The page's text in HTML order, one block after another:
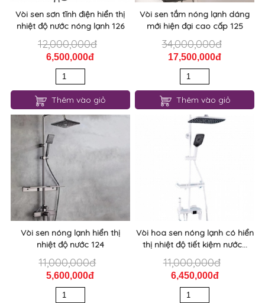
Vòi sen sơn tĩnh điện hiển thị
nhiệt độ nước nóng lạnh 126
12,000,000đ
6,500,000đ
Thêm vào giỏ
Vòi sen tắm nóng lạnh dáng
mới hiện đại cao cấp 125
34,000,000đ
17,500,000đ
Thêm vào giỏ
Vòi sen nóng lạnh hiển thị
nhiệt độ nước 124
11,000,000đ
5,600,000đ
Vòi hoa sen nóng lạnh có hiển
thị nhiệt độ tiết kiệm nước...
11,000,000đ
6,450,000đ